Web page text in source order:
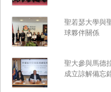
聖若瑟大學與
球夥伴關係
聖大參與馬德
成立諒解備忘